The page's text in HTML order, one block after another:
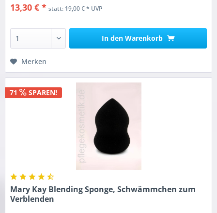
13,30 € * statt:19,00 € *UVP
In den Warenkorb
Merken
71 SPAREN!
Mary Kay Blending Sponge, Schwämmchen zum
Verblenden